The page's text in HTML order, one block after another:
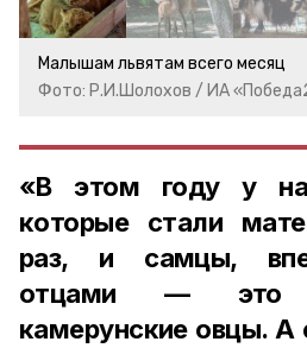
Малышам львятам всего месяц
Фото: Р.И.Шолохов / ИА
«В этом году у
которые стали
раз, и самцы,
отцами — это
камерунские овцы. А